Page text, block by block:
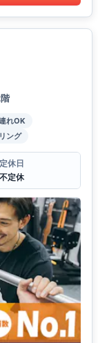
れOK
ング
定休日
不定休